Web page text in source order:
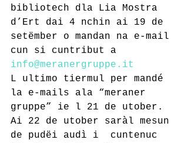
bibliotech dla Lia Mostra
d’Ert dai 4 nchin ai 19 de
setëmber o mandan na e-mail
cun si cuntribut a
info@meranergruppe.it
L ultimo tiermul per mandé
la e-mails ala “meraner
gruppe” ie l 21 de utober.
Ai 22 de utober saràl mesun
de pudëi audì i  cuntenuc